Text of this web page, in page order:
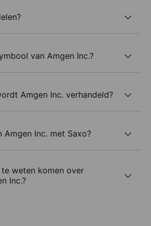
van Amgen Inc.?
Amgen Inc. verhandeld?
Amgen Inc. met Saxo?
weten komen over
Inc.?